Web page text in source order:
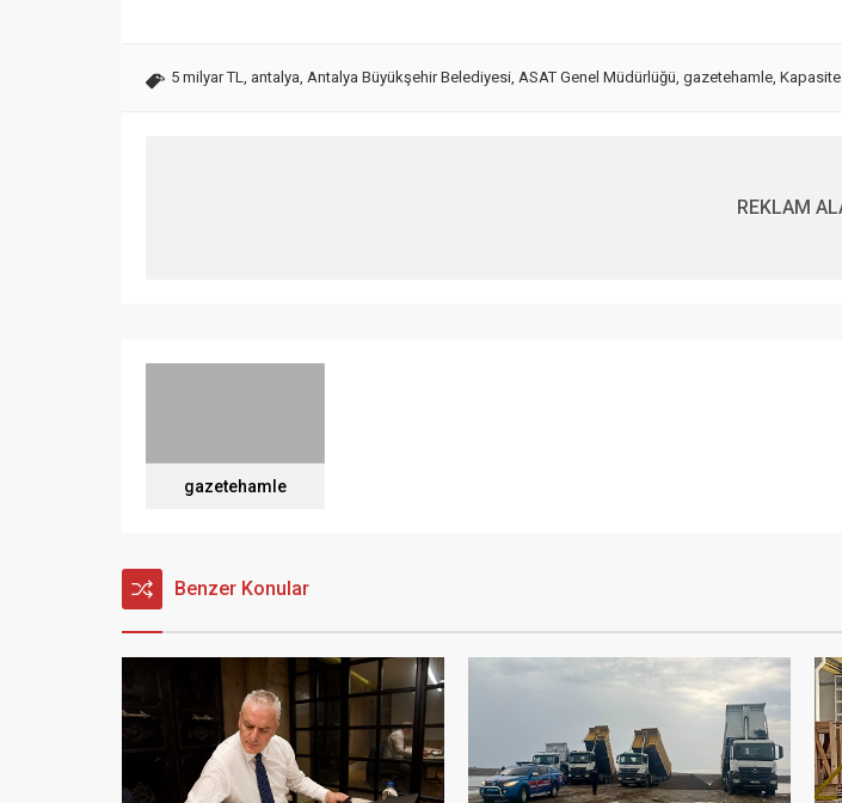
5 milyar TL, antalya, Antalya Büyükşehir Belediyesi, ASAT Genel Müdürlüğü, gazetehamle, Kapasite
REKLAM
gazetehamle
Benzer Konular